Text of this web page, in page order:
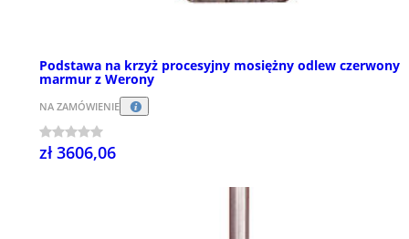
Podstawa na krzyż procesyjny mosiężny odlew czerwony
marmur z Werony
NA ZAMÓWIENIE
zł 3606,06